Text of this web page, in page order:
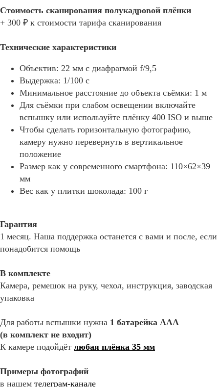
Стоимость сканирования полукадровой плёнки
+ 300 ₽ к стоимости тарифа сканирования
Технические характеристики
Объектив: 22 мм с диафрагмой f/9,5
Выдержка: 1/100 с
Минимальное расстояние до объекта съёмки: 1 м
Для съёмки при слабом освещении включайте
вспышку или используйте плёнку 400 ISO и выше
Чтобы сделать горизонтальную фотографию,
камеру нужно перевернуть в вертикальное
положение
Размер как у современного смартфона: 110×62×39
мм
Вес как у плитки шоколада: 100 г
Гарантия
1 месяц. Наша поддержка останется с вами и после, если
понадобится помощь
В комплекте
Камера, ремешок на руку, чехол, инструкция, заводская
упаковка
Для работы вспышки нужна 1 батарейка ААА
(в комплект не входит)
К камере подойдёт любая плёнка 35 мм
Примеры фотографий
в нашем телеграм-канале